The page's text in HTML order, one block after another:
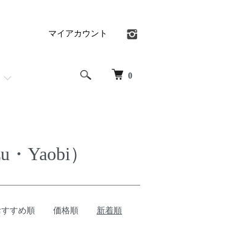
0
マイアカウント
Yaobi）
すすめ順 価格順 新着順